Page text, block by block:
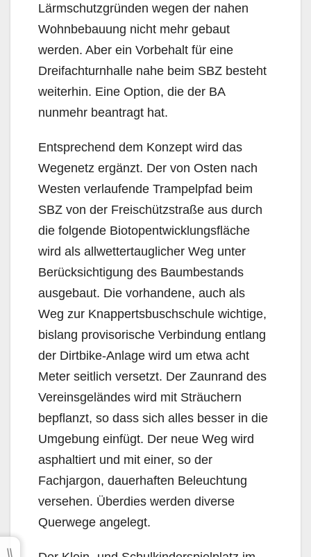
Lärmschutzgründen wegen der nahen
Wohnbebauung nicht mehr gebaut
werden. Aber ein Vorbehalt für eine
Dreifachturnhalle nahe beim SBZ besteht
weiterhin. Eine Option, die der BA
nunmehr beantragt hat.
Entsprechend dem Konzept wird das
Wegenetz ergänzt. Der von Osten nach
Westen verlaufende Trampelpfad beim
SBZ von der Freischützstraße aus durch
die folgende Biotopentwicklungsfläche
wird als allwettertauglicher Weg unter
Berücksichtigung des Baumbestands
ausgebaut. Die vorhandene, auch als
Weg zur Knappertsbuschschule wichtige,
bislang provisorische Verbindung entlang
der Dirtbike-Anlage wird um etwa acht
Meter seitlich versetzt. Der Zaunrand des
Vereinsgeländes wird mit Sträuchern
bepflanzt, so dass sich alles besser in die
Umgebung einfügt. Der neue Weg wird
asphaltiert und mit einer, so der
Fachjargon, dauerhaften Beleuchtung
versehen. Überdies werden diverse
Querwege angelegt.